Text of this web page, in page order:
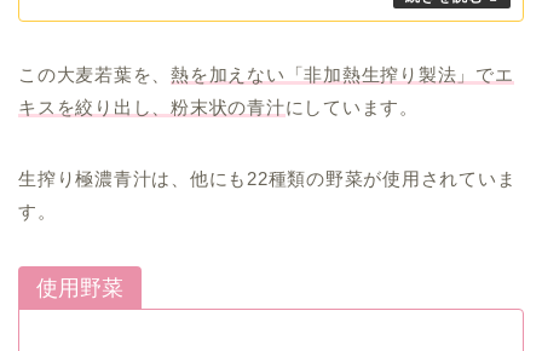
この大麦若葉を、熱を加えない「非加熱生搾り製法」でエ
キスを絞り出し、粉末状の青汁にしています。
生搾り極濃青汁は、他にも22種類の野菜が使用されていま
す。
使用野菜